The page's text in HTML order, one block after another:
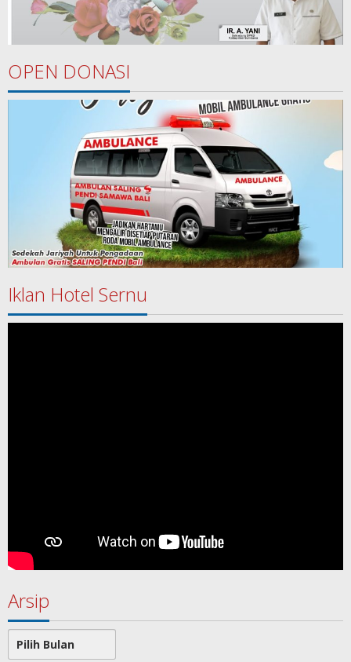
OPEN DONASI
Iklan Hotel Sernu
Arsip
Arsip